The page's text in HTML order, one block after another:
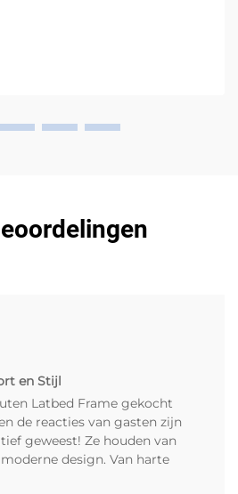
en Stijl
Latbed Frame gekocht
de reacties van gasten zijn
geweest! Ze houden van
design. Van harte